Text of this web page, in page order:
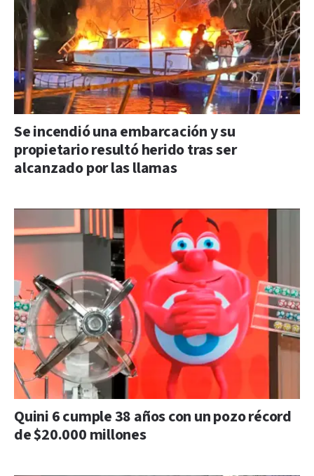
Se incendió una embarcación y su
propietario resultó herido tras ser
alcanzado por las llamas
Quini 6 cumple 38 años con un pozo récord
de $20.000 millones